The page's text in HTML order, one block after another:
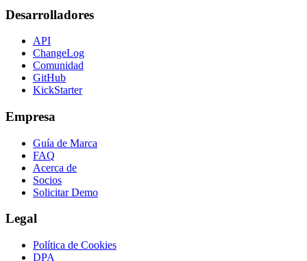
Desarrolladores
API
ChangeLog
Comunidad
GitHub
KickStarter
Empresa
Guía de Marca
FAQ
Acerca de
Socios
Solicitar Demo
Legal
Política de Cookies
DPA